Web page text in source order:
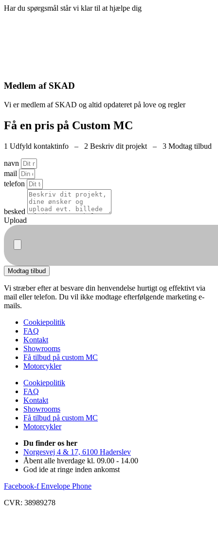
Har du spørgsmål står vi klar til at hjælpe dig
Medlem af SKAD
Vi er medlem af SKAD og altid opdateret på love og regler
Få en pris på Custom MC
1 Udfyld kontaktinfo – 2 Beskriv dit projekt – 3 Modtag tilbud
navn
mail
telefon
besked
Upload
Modtag tilbud
Vi stræber efter at besvare din henvendelse hurtigt og effektivt via
mail eller telefon. Du vil ikke modtage efterfølgende marketing e-
mails.
Cookiepolitik
FAQ
Kontakt
Showrooms
Få tilbud på custom MC
Motorcykler
Cookiepolitik
FAQ
Kontakt
Showrooms
Få tilbud på custom MC
Motorcykler
Du finder os her
Norgesvej 4 & 17, 6100 Haderslev
Åbent alle hverdage kl. 09.00 - 14.00
God ide at ringe inden ankomst
Facebook-f Envelope Phone
CVR: 38989278